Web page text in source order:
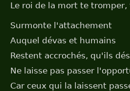
Le roi de la mort te tromper,
Surmonte l'attachement
Auquel dévas et humains
Restent accrochés, qu'ils
Ne laisse pas passer
Car ceux qui la laissent